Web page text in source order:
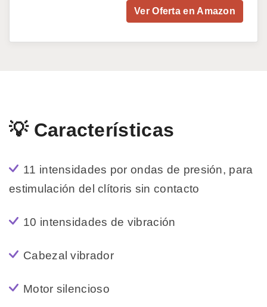
Ver Oferta en Amazon
💡 Características
11 intensidades por ondas de presión, para
estimulación del clítoris sin contacto
10 intensidades de vibración
Cabezal vibrador
Motor silencioso